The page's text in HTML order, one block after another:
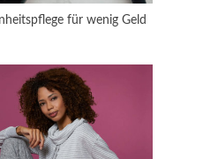
für wenig Geld